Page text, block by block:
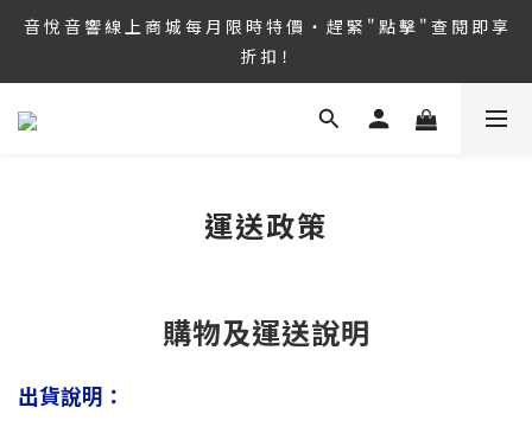
8/6 ~ 8/9 第36屆 TAA 國 際 Hi-End 音 響 大 展 情 熱 開 演 ‧  音 悅
音 響 1127 號 房 期 待 與 您 相 見
音 悅 音 響 線 上 商 城 每 月 限 時 特 價 ‧ 趕 緊 " 點 擊 " 查 閱 即 享
折 扣！
8/6 ~ 8/9 第36屆 TAA 國 際 Hi-End 音 響 大 展 情 熱 開 演 ‧  音 悅
運送政策
購物及運送說明
出貨說明：